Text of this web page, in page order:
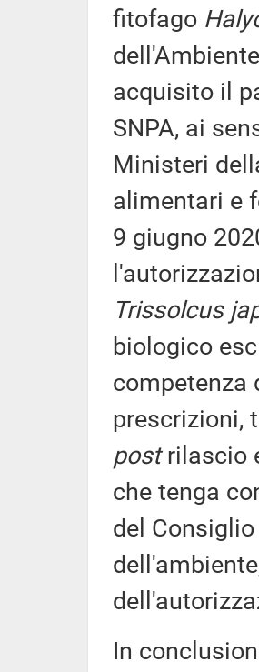
fitofago
acquisito il
SNPA, ai
Ministeri
alimentari e
9 giugno
Trissolcus
biologico
competenza
prescrizioni,
postrilascio
che tenga
del
In